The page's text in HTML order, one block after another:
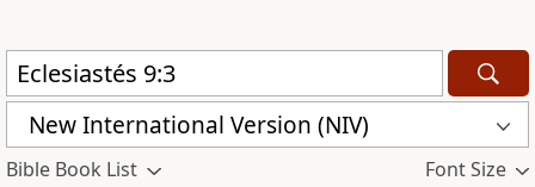
New International Version (NIV)
Bible Book List Font Size